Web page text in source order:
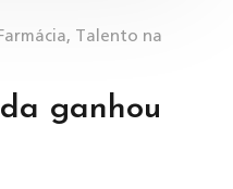
, Talento na
ganhou